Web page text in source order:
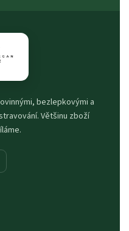
bezlepkovými a
Většinu zboží